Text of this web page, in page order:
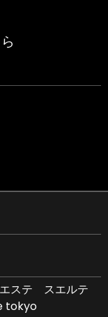
ステ スエルテ
tokyo